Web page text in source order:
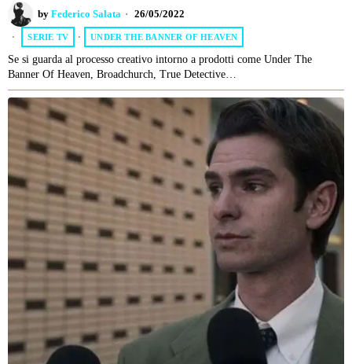
by Federico Salata 26/05/2022
SERIE TV · UNDER THE BANNER OF HEAVEN
Se si guarda al processo creativo intorno a prodotti come Under The
Banner Of Heaven, Broadchurch, True Detective…